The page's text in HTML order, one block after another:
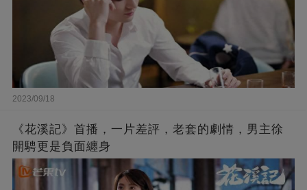
2023/09/18
《花溪記》首播，一片差評，老套的劇情，男主徐
開騁更是負面纏身